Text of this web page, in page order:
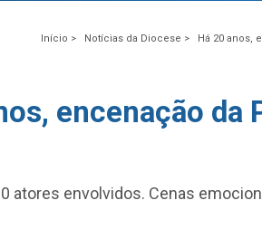
Início > Notícias da Diocese > Há 20 anos,
encenação da
atores envolvidos. Cenas